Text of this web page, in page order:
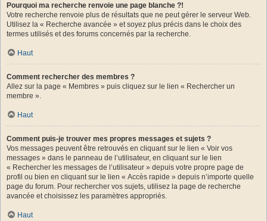
Pourquoi ma recherche renvoie une page blanche ?!
Votre recherche renvoie plus de résultats que ne peut gérer le serveur Web.
Utilisez la « Recherche avancée » et soyez plus précis dans le choix des
termes utilisés et des forums concernés par la recherche.
Haut
Comment rechercher des membres ?
Allez sur la page « Membres » puis cliquez sur le lien « Rechercher un
membre ».
Haut
Comment puis-je trouver mes propres messages et sujets ?
Vos messages peuvent être retrouvés en cliquant sur le lien « Voir vos
messages » dans le panneau de l’utilisateur, en cliquant sur le lien
« Rechercher les messages de l’utilisateur » depuis votre propre page de
profil ou bien en cliquant sur le lien « Accès rapide » depuis n’importe quelle
page du forum. Pour rechercher vos sujets, utilisez la page de recherche
avancée et choisissez les paramètres appropriés.
Haut